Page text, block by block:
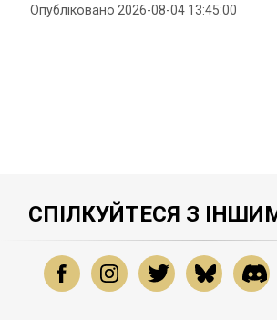
Опубліковано 2026-08-04 13:45:00
СПІЛКУЙТЕСЯ З